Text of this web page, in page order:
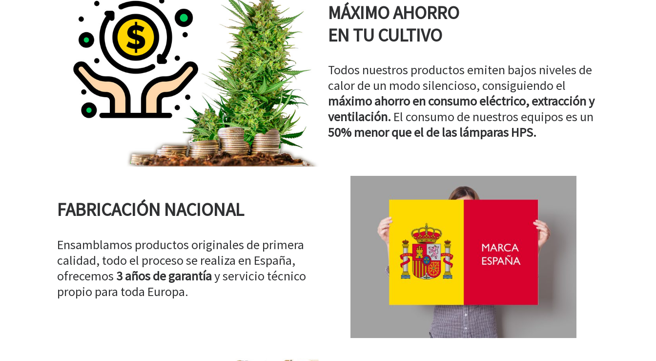
MÁXIMO AHORRO
EN TU CULTIVO
Todos nuestros productos emiten bajos niveles de
calor de un modo silencioso, consiguiendo el
máximo ahorro en consumo eléctrico, extracción y
ventilación. El consumo de nuestros equipos es un
50% menor que el de las lámparas HPS.
FABRICACIÓN NACIONAL
Ensamblamos productos originales de primera
calidad, todo el proceso se realiza en España,
ofrecemos 3 años de garantíay servicio técnico
propio para toda Europa.